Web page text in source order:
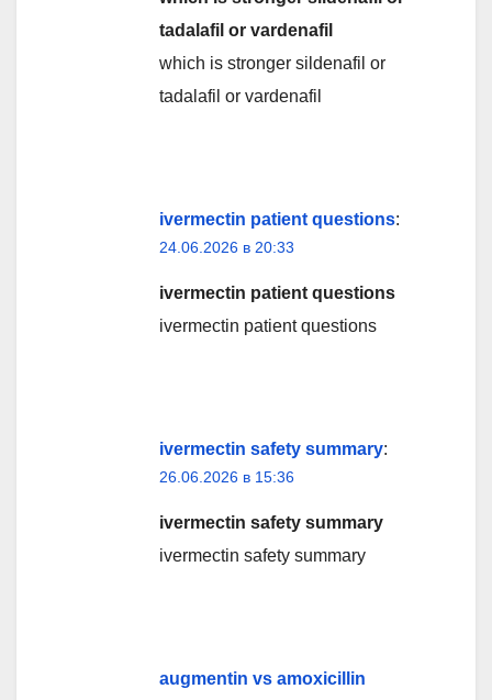
tadalafil or vardenafil
which is stronger sildenafil or
tadalafil or vardenafil
ivermectin patient questions:
24.06.2026 в 20:33
ivermectin patient questions
ivermectin patient questions
ivermectin safety summary:
26.06.2026 в 15:36
ivermectin safety summary
ivermectin safety summary
augmentin vs amoxicillin